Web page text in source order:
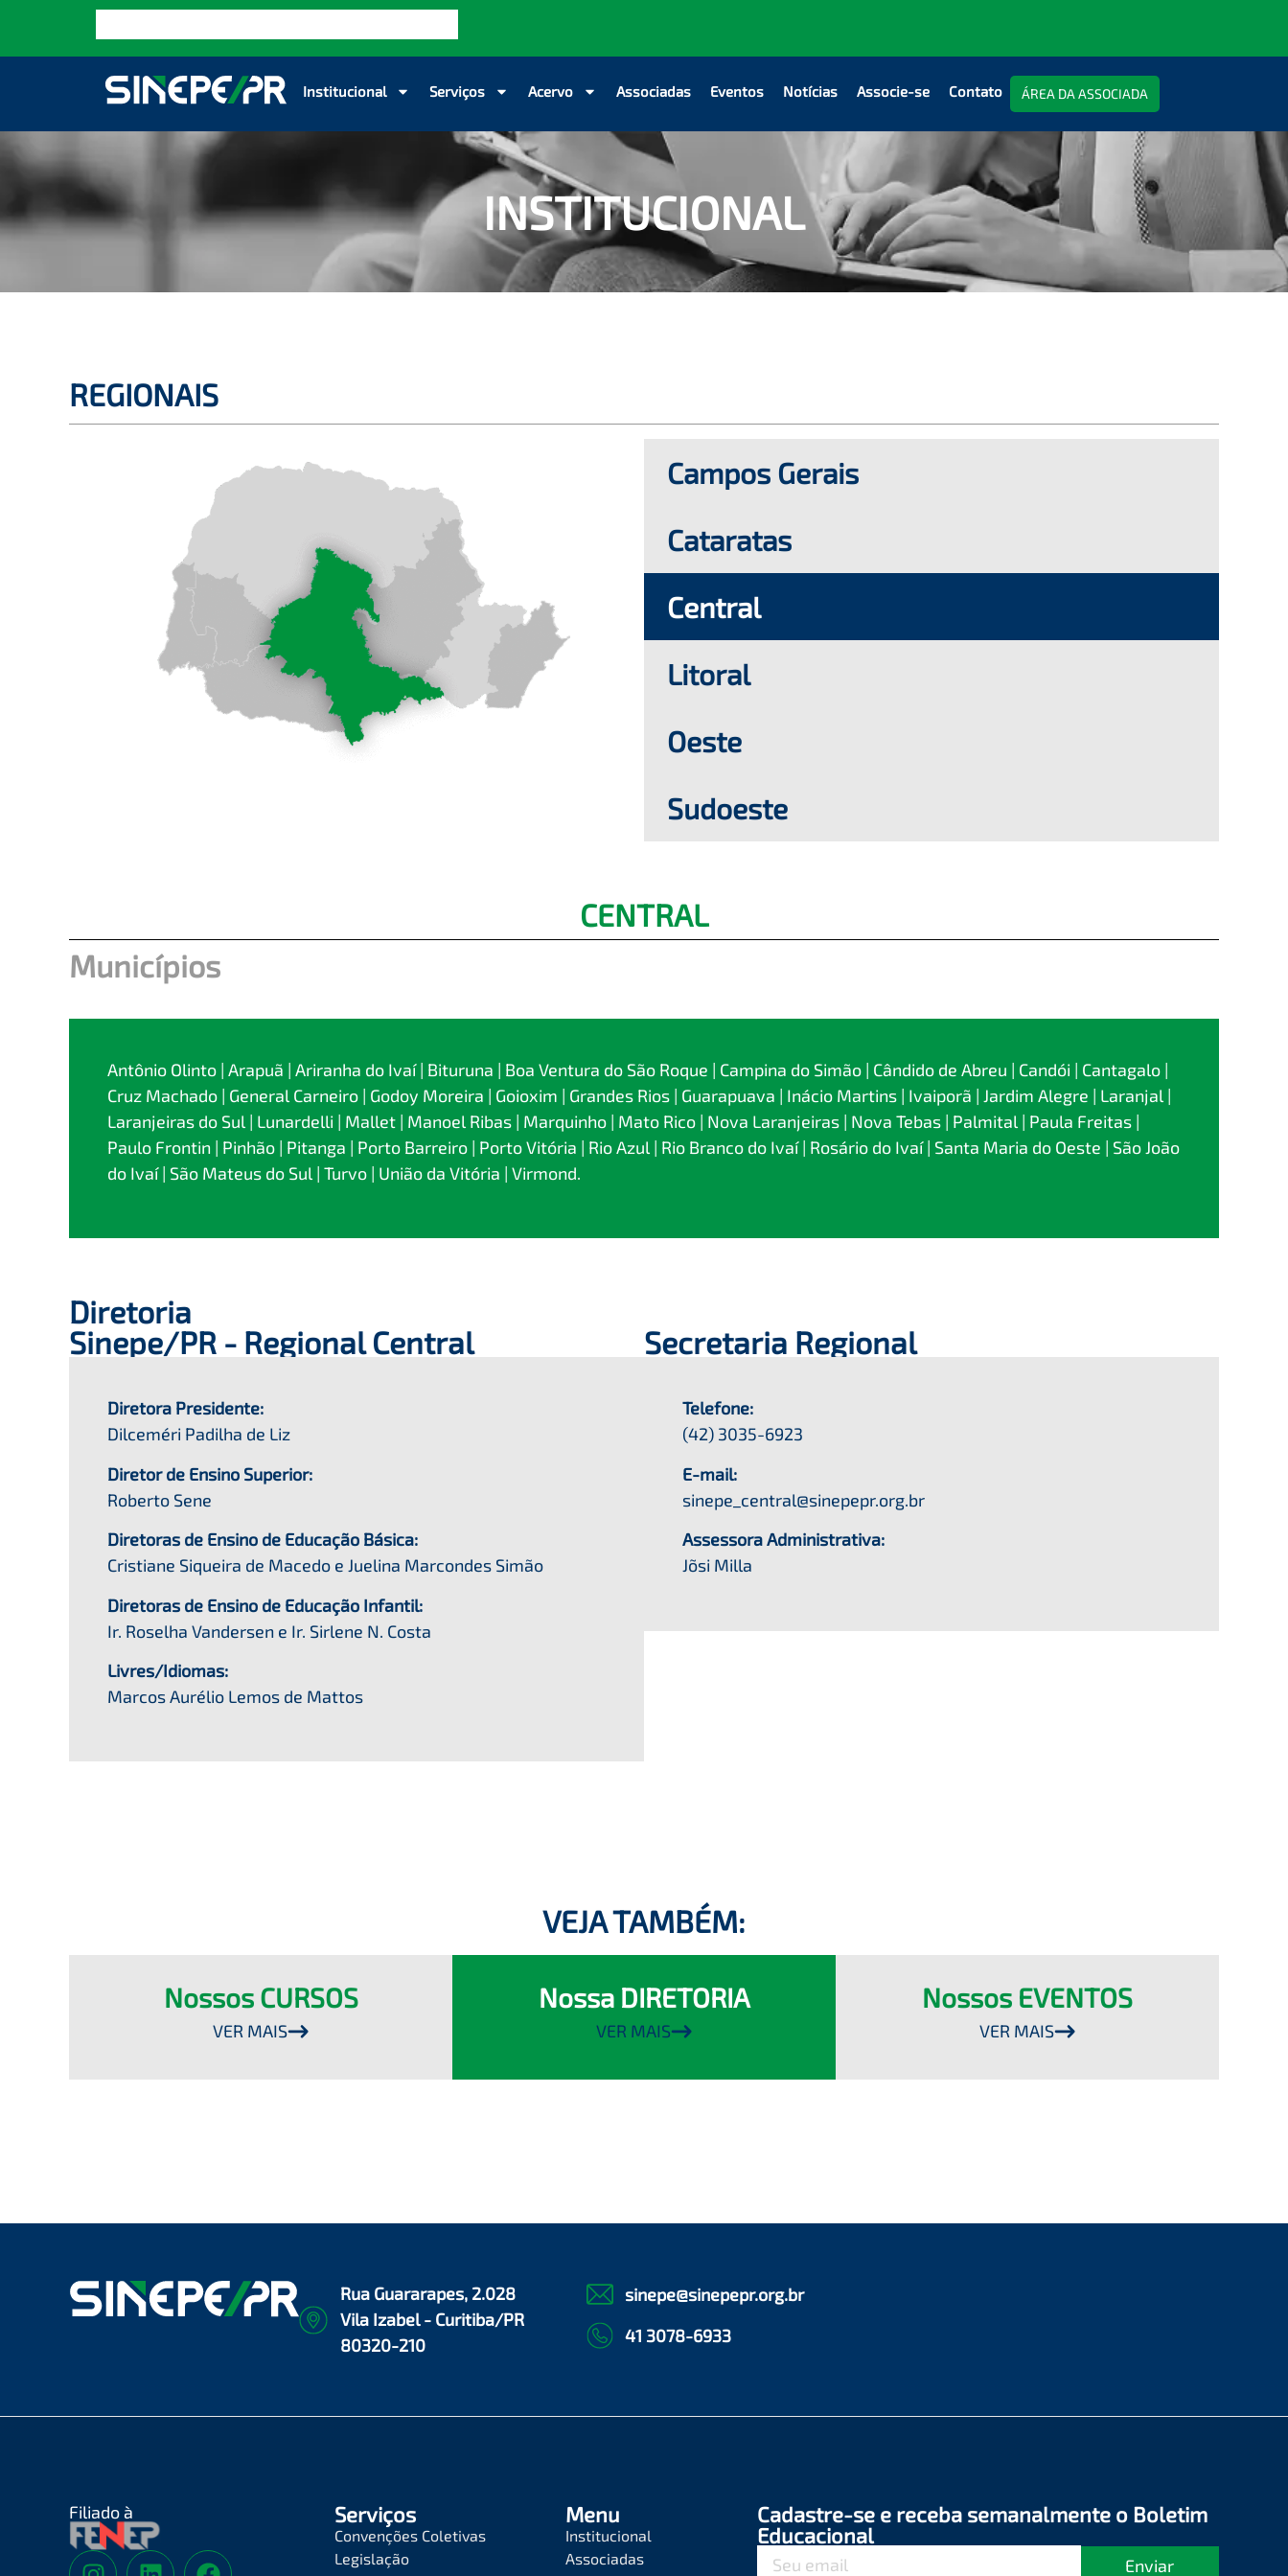
Institucional Serviços Acervo Associadas Eventos Notícias Associe-se Contato ÁREA DA ASSOCIADA
INSTITUCIONAL
REGIONAIS
Campos Gerais
Cataratas
Central
Litoral
Oeste
Sudoeste
CENTRAL
Municípios
Antônio Olinto | Arapuã | Ariranha do Ivaí | Bituruna | Boa Ventura do São Roque | Campina do Simão | Cândido de Abreu | Candói | Cantagalo |
Cruz Machado | General Carneiro | Godoy Moreira | Goioxim | Grandes Rios | Guarapuava | Inácio Martins | Ivaiporã | Jardim Alegre | Laranjal |
Laranjeiras do Sul | Lunardelli | Mallet | Manoel Ribas | Marquinho | Mato Rico | Nova Laranjeiras | Nova Tebas | Palmital | Paula Freitas |
Paulo Frontin | Pinhão | Pitanga | Porto Barreiro | Porto Vitória | Rio Azul | Rio Branco do Ivaí | Rosário do Ivaí | Santa Maria do Oeste | São João
do Ivaí | São Mateus do Sul | Turvo | União da Vitória | Virmond.
Diretoria
Sinepe/PR - Regional Central
Diretora Presidente:
Dilceméri Padilha de Liz
Diretor de Ensino Superior:
Roberto Sene
Diretoras de Ensino de Educação Básica:
Cristiane Siqueira de Macedo e Juelina Marcondes Simão
Diretoras de Ensino de Educação Infantil:
Ir. Roselha Vandersen e Ir. Sirlene N. Costa
Livres/Idiomas:
Marcos Aurélio Lemos de Mattos
Secretaria Regional
Telefone:
(42) 3035-6923
E-mail:
sinepe_central@sinepepr.org.br
Assessora Administrativa:
Jõsi Milla
VEJA TAMBÉM:
Nossos CURSOS
VER MAIS
Nossa DIRETORIA
VER MAIS
Nossos EVENTOS
VER MAIS
Rua Guararapes, 2.028
Vila Izabel - Curitiba/PR
80320-210
sinepe@sinepepr.org.br
41 3078-6933
Filiado à Serviços
Convenções Coletivas
Legislação
Menu
Institucional
Associadas
Cadastre-se e receba semanalmente o Boletim
Educacional
Enviar